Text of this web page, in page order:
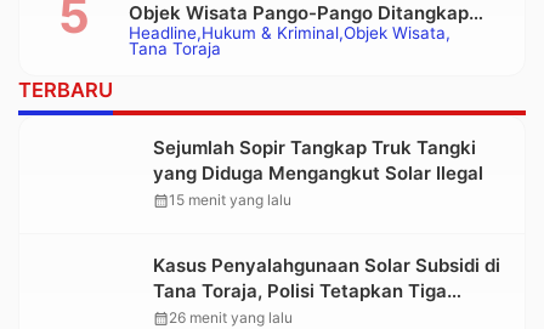
Headline Hukum & Kriminal Objek Wisata
Tana Toraja
Objek Wisata Pango-Pango Ditangkap
Polisi
TERBARU
Sejumlah Sopir Tangkap Truk Tangki
yang Diduga Mengangkut Solar Ilegal
calendar_month15 menit yang lalu
Kasus Penyalahgunaan Solar Subsidi di
Tana Toraja, Polisi Tetapkan Tiga
Tersangka Baru
calendar_month26 menit yang lalu